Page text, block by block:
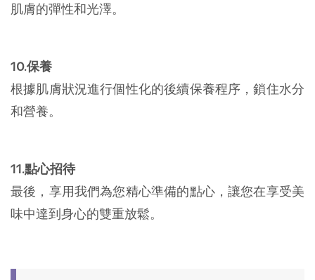
肌膚的彈性和光澤。
10.保養
根據肌膚狀況進行個性化的後續保養程序，鎖住水分
和營養。
11.點心招待
最後，享用我們為您精心準備的點心，讓您在享受美
味中達到身心的雙重放鬆。